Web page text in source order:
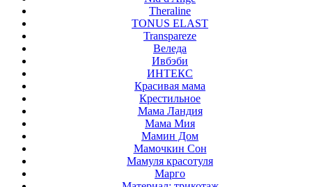
Theraline
TONUS ELAST
Transpareze
Веледа
Ивбэби
ИНТЕКС
Красивая мама
Крестильное
Мама Ландия
Мама Мия
Мамин Дом
Мамочкин Сон
Мамуля красотуля
Марго